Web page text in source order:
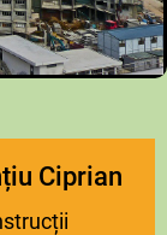
Ciprian